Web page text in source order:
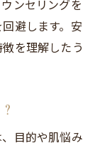
ンセリングを
避します。安
を理解したう
目的や肌悩み